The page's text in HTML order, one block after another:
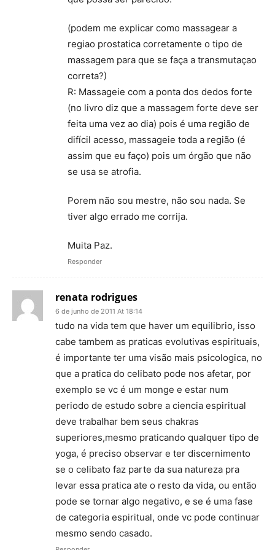
(podem me explicar como massagear a
regiao prostatica corretamente o tipo de
massagem para que se faça a transmutaçao
correta?)
R: Massageie com a ponta dos dedos forte
(no livro diz que a massagem forte deve ser
feita uma vez ao dia) pois é uma região de
difícil acesso, massageie toda a região (é
assim que eu faço) pois um órgão que não
se usa se atrofia.
Porem não sou mestre, não sou nada. Se
tiver algo errado me corrija.
Muita Paz.
Responder
renata rodrigues
6 de junho de 2011 At 18:14
tudo na vida tem que haver um equilibrio, isso
cabe tambem as praticas evolutivas espirituais,
é importante ter uma visão mais psicologica, no
que a pratica do celibato pode nos afetar, por
exemplo se vc é um monge e estar num
periodo de estudo sobre a ciencia espiritual
deve trabalhar bem seus chakras
superiores,mesmo praticando qualquer tipo de
yoga, é preciso observar e ter discernimento
se o celibato faz parte da sua natureza pra
levar essa pratica ate o resto da vida, ou então
pode se tornar algo negativo, e se é uma fase
de categoria espiritual, onde vc pode continuar
mesmo sendo casado.